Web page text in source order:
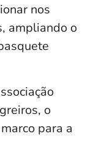
nos
ampliando o
o
para a